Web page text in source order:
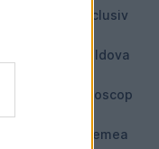
Exclusiv
Moldova
Horoscop
Vremea